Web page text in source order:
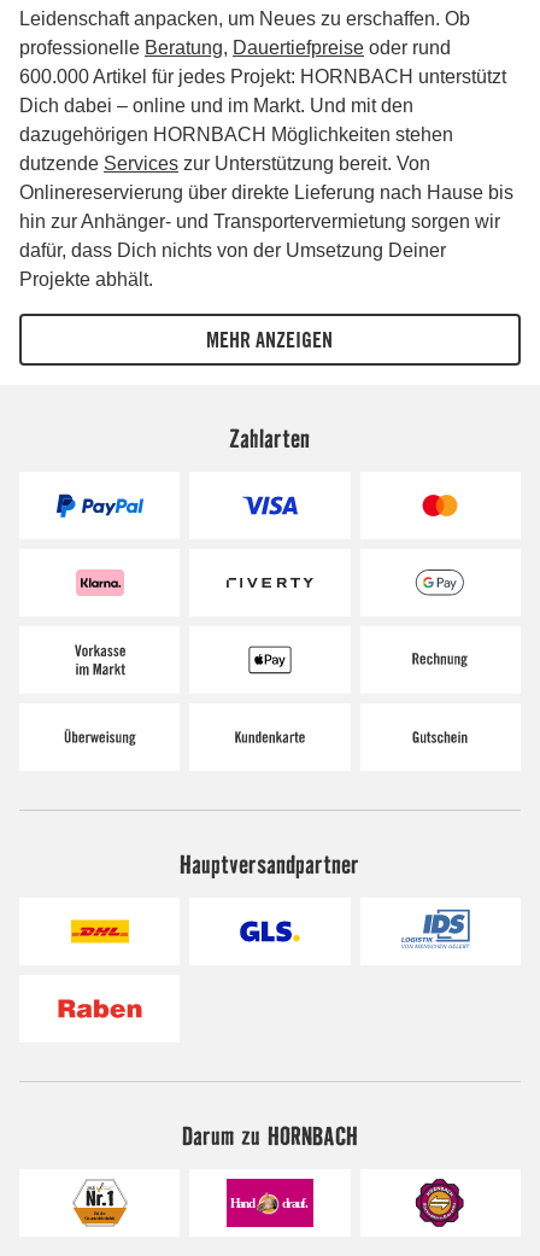
Zahlarten
Hauptversandpartner
Darum zu HORNBACH